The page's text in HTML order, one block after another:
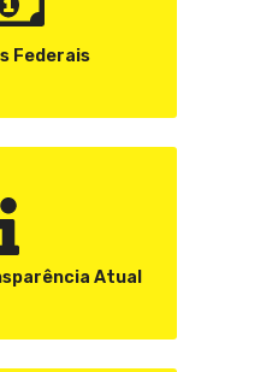
Federais
Atual